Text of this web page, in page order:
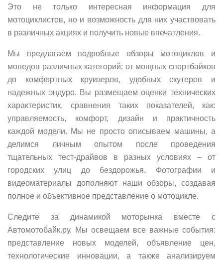
Это не только интересная информация для
мотоциклистов, но и возможность для них участвовать
в различных акциях и получить новые впечатления.
Мы предлагаем подробные обзоры мотоциклов и
мопедов различных категорий: от мощных спортбайков
до комфортных круизеров, удобных скутеров и
надежных эндуро. Вы размещаем оценки технических
характеристик, сравнения таких показателей, как:
управляемость, комфорт, дизайн и практичность
каждой модели. Мы не просто описываем машины, а
делимся личным опытом после проведения
тщательных тест-драйвов в разных условиях – от
городских улиц до бездорожья. Фотографии и
видеоматериалы дополняют наши обзоры, создавая
полное и объективное представление о мотоцикле.
Следите за динамикой моторынка вместе с
Автомотобайк.ру. Мы освещаем все важные события:
представление новых моделей, объявление цен,
технологические инновации, а также анализируем